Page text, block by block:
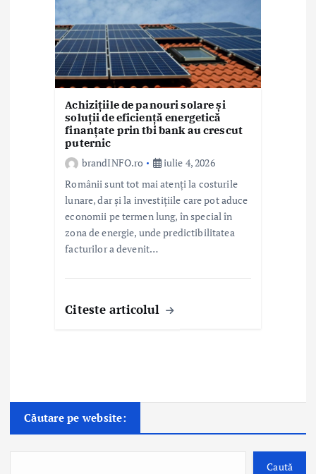
Achizițiile de panouri solare și
soluții de eficiență energetică
finanțate prin tbi bank au crescut
puternic
brandINFO.ro
iulie 4, 2026
Românii sunt tot mai atenți la costurile
lunare, dar și la investițiile care pot aduce
economii pe termen lung, în special în
zona de energie, unde predictibilitatea
facturilor a devenit…
Citeste articolul
Căutare pe website:
Caută